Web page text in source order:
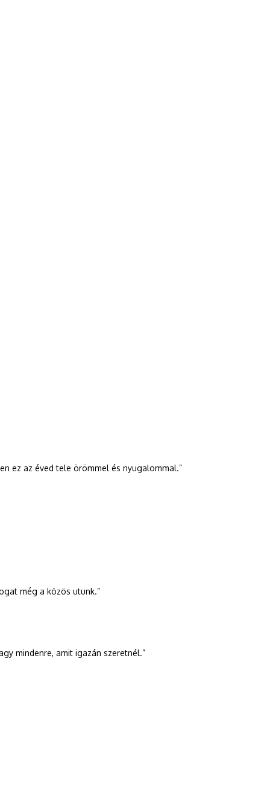
ez az éved tele örömmel és nyugalommal.”
még a közös utunk.”
mindenre, amit igazán szeretnél.”